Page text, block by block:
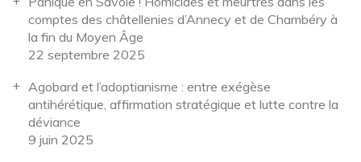
comptes des châtellenies d’Annecy et de Chambéry à
la fin du Moyen Âge
22 septembre 2025
Agobard et l’adoptianisme : entre exégèse
antihérétique, affirmation stratégique et lutte contre la
déviance
9 juin 2025